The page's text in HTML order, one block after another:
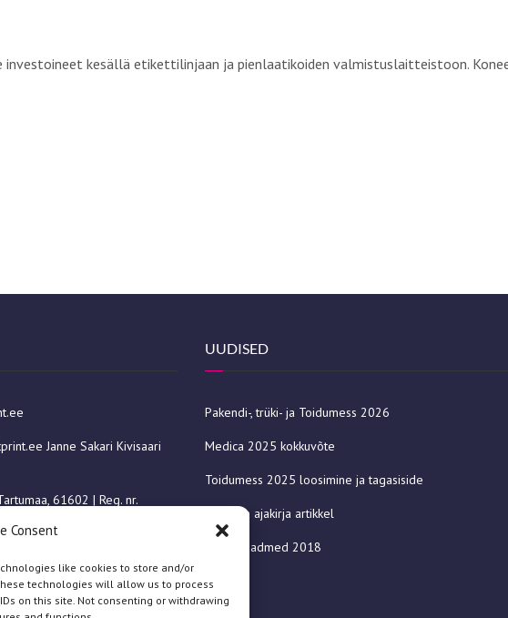
Consent
like cookies to store and/or
technologies will allow us to process
on this site. Not consenting or withdrawing
investoineet kesällä etikettilinjaan ja pienlaatikoiden valmistuslaitteistoon.
Janne Sakari Kivisaari
61602 | Reg. nr.
UUDISED
Pakendi-, trüki- ja Toidumess 2026
Medica 2025 kokkuvõte
Toidumess 2025 loosimine ja tagasiside
Julkaisija ajakirja artikkel
Uued seadmed 2018